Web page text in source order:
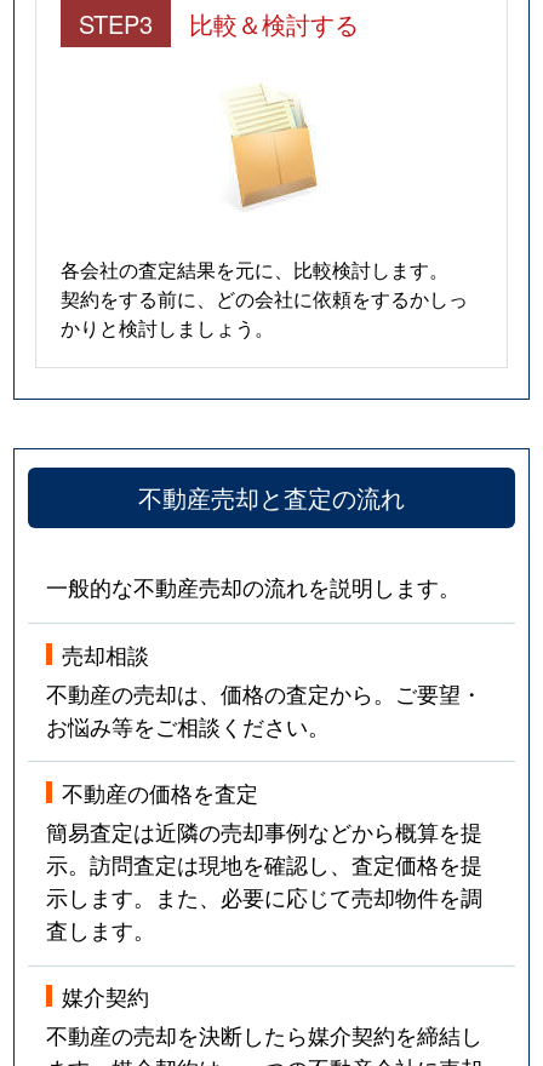
STEP3 比較＆検討する
各会社の査定結果を元に、比較検討します。
契約をする前に、どの会社に依頼をするかしっ
かりと検討しましょう。
不動産売却と査定の流れ
一般的な不動産売却の流れを説明します。
売却相談
不動産の売却は、価格の査定から。ご要望・
お悩み等をご相談ください。
不動産の価格を査定
簡易査定は近隣の売却事例などから概算を提
示。訪問査定は現地を確認し、査定価格を提
示します。また、必要に応じて売却物件を調
査します。
媒介契約
不動産の売却を決断したら媒介契約を締結し